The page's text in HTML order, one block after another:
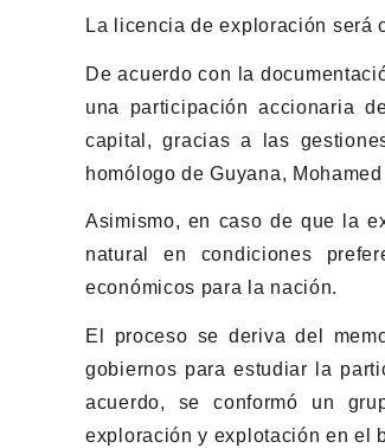
La licencia de exploración será
De acuerdo con la
una participación accionaria
capital, gracias a las
homólogo de Guyana,
Asimismo, en caso de que la
natural en condiciones
económicos para la nación.
El proceso se deriva del
gobiernos para estudiar la
acuerdo, se conformó un
exploración y explotación en el